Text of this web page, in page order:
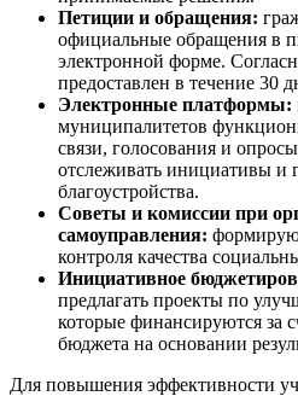
Петиции и обращения:
официальные обращения в
электронной форме.
предоставлен в течение 30
Электронные платформы:
муниципалитетов
связи, голосования и
отслеживать инициативы и
благоустройства.
Советы и комиссии при
самоуправления:
контроля качества
Инициативное
предлагать проекты по
которые финансируются за
бюджета на основании
Для повышения эффективности